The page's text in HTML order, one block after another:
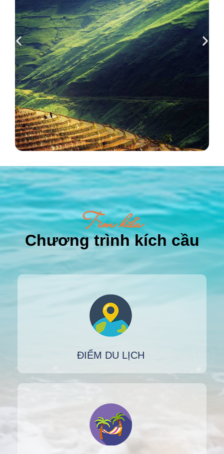
Tìm hiểu
Chương trình kích cầu
ĐIỂM DU LỊCH